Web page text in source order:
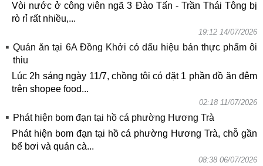
Vòi nước ở công viên ngã 3 Đào Tấn - Trần Thái Tông bị
rò rỉ rất nhiều,...
19:12 14/07/2026
Quán ăn tại 6A Đồng Khởi có dấu hiệu bán thực phẩm ôi
thiu
Lúc 2h sáng ngày 11/7, chồng tôi có đặt 1 phần đồ ăn đêm
trên shopee food...
02:18 11/07/2026
Phát hiện bom đạn tại hồ cá phường Hương Trà
Phát hiện bom đạn tại hồ cá phường Hương Trà, chỗ gần
bể bơi và quán cà...
08:38 06/07/2026